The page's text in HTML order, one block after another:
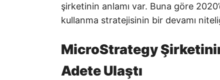
şirketinin anlamı var. Buna göre
kullanma stratejisinin bir devamı
MicroStrategy
Adete Ulaştı